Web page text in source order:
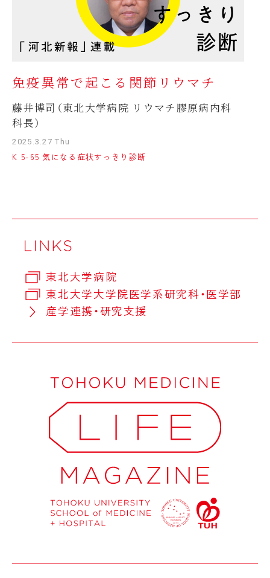
免疫異常で起こる関節リウマチ
藤井博司（東北大学病院 リウマチ膠原病内科
科長）
2025.3.27 Thu
K 5-65 気になる症状すっきり診断
東北大学病院
東北大学大学院医学系研究科・医学部
産学連携・研究支援